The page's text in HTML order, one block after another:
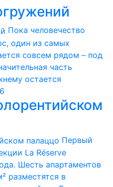
Пока человечество
один из самых
совсем рядом – под
часть
остается
Первый
La Réserve
Шесть апартаментов
разместятся в